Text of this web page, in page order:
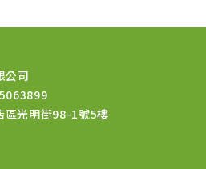
公司
區光明街98-1號5樓